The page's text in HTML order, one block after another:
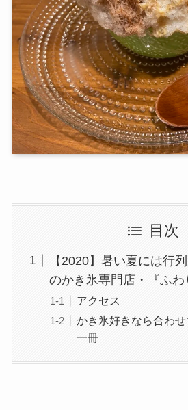
目次
【2020】暑い夏には行
のかき氷専門店・『ふわ
アクセス
かき氷好きなら合わ
一冊